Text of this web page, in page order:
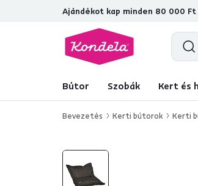
Ajándékot kap minden 80 000
4,7 31 157
Bútor Szobák Kert és
Bevezetés Kerti bútorok Kerti